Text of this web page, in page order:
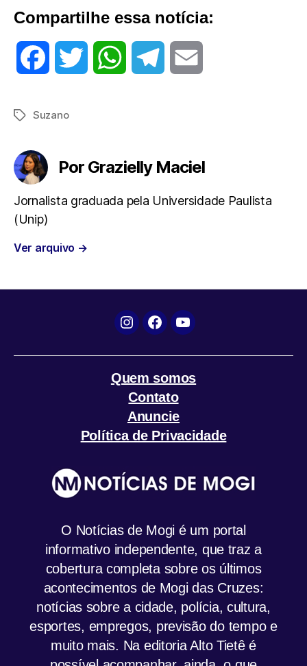
Compartilhe essa notícia:
o
k p m
TagsSuzano
Por Grazielly Maciel
Jornalista graduada pela Universidade Paulista
(Unip)
Ver arquivo →
Instagram
FacebookYouTube
Quem somos
Contato
Anuncie
Política de Privacidade
O Notícias de Mogi é um portal
informativo independente, que traz a
cobertura completa sobre os últimos
acontecimentos de Mogi das Cruzes:
notícias sobre a cidade, polícia, cultura,
esportes, empregos, previsão do tempo e
muito mais. Na editoria Alto Tietê é